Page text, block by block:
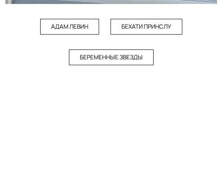
АДАМ ЛЕВИН БЕХАТИ ПРИНСЛУ
БЕРЕМЕННЫЕ ЗВЕЗДЫ